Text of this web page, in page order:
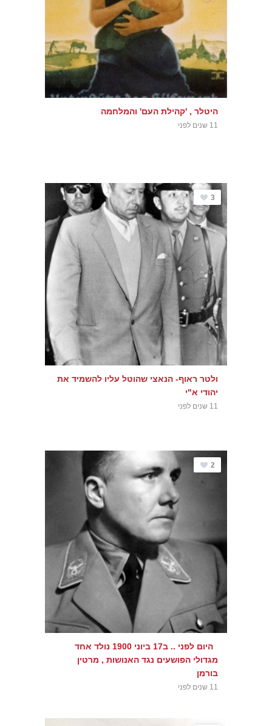
היטלר , 'קהילת העם' והמלחמה
11 שנים לפני
3
ולטר ראוף- הנאצי שהוטל עליו להשמיד את
יהודי א"י
11 שנים לפני
2
היום לפני .. ב17 ביוני 1900 נולד אחד
מגדולי הפושעים נגד האנושות , מרטין
בורמן
11 שנים לפני